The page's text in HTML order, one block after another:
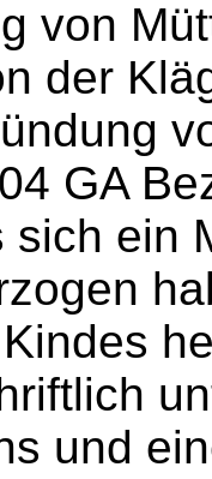
von
der
GA
sich ein
und